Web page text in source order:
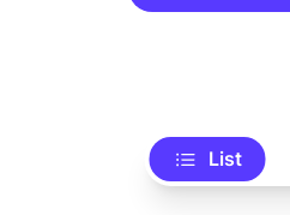
List